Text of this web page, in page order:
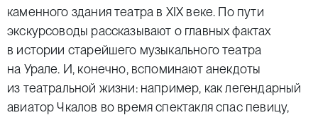
каменного здания театра в XIX веке. По пути
экскурсоводы рассказывают о главных фактах
в истории старейшего музыкального театра
на Урале. И, конечно, вспоминают анекдоты
из театральной жизни: например, как легендарный
авиатор Чкалов во время спектакля спас певицу,